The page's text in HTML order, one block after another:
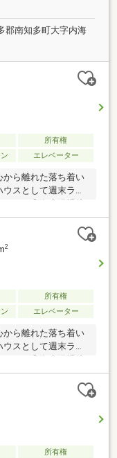
郡南知多町大字内海
所有権
エレベーター
ら離れた落ち着い
スとして週末ライ
管理費などは半年
す▼周辺環境◎内海
学校まで徒歩１９分
徒歩９分〓〓〓〓
〓〓「他の物件も
相談もお気軽にど
いに関することは
2
所有権
エレベーター
ら離れた落ち着い
スとして週末ライ
お散歩も！※管理
としになります▼周
分◎南知多中学校ま
Ｉ内海店まで徒歩
ださい〓〓〓〓〓
ご対応いたしま
ます◇住宅ローン相
所有権